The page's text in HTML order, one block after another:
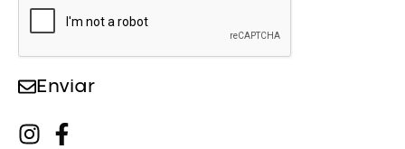
Enviar